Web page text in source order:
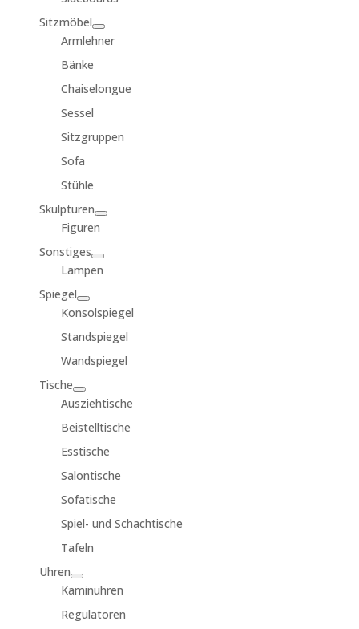
Sitzmöbel
Armlehner
Bänke
Chaiselongue
Sessel
Sitzgruppen
Sofa
Stühle
Skulpturen
Figuren
Sonstiges
Lampen
Spiegel
Konsolspiegel
Standspiegel
Wandspiegel
Tische
Ausziehtische
Beistelltische
Esstische
Salontische
Sofatische
Spiel- und Schachtische
Tafeln
Uhren
Kaminuhren
Regulatoren